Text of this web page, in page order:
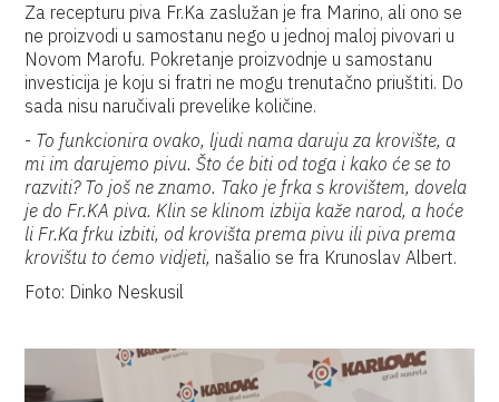
Za recepturu piva Fr.Ka zaslužan je fra Marino, ali ono se
ne proizvodi u samostanu nego u jednoj maloj pivovari u
Novom Marofu. Pokretanje proizvodnje u samostanu
investicija je koju si fratri ne mogu trenutačno priuštiti. Do
sada nisu naručivali prevelike količine.
- To funkcionira ovako, ljudi nama daruju za krovište, a
mi im darujemo pivu. Što će biti od toga i kako će se to
razviti? To još ne znamo. Tako je frka s krovištem, dovela
je do Fr.KA piva. Klin se klinom izbija kaže narod, a hoće
li Fr.Ka frku izbiti, od krovišta prema pivu ili piva prema
krovištu to ćemo vidjeti, našalio se fra Krunoslav Albert.
Foto: Dinko Neskusil